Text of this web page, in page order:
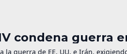
condena guerra
la guerra de EE. UU. e Irán,